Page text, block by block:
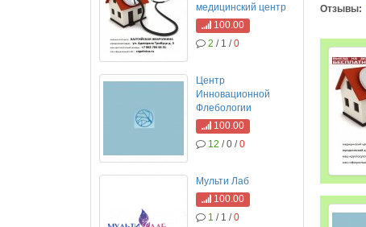
Отзывы:
медицинский центр
100.00
2 / 1 /0
Центр
Инновационной
Флебологии
100.00
12 / 0 /0
Мульти Лаб
100.00
1 / 1 /0